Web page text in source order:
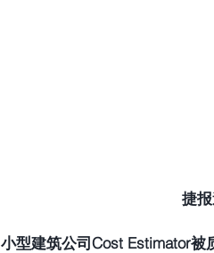
捷
小型建筑公司Cost Estimator被